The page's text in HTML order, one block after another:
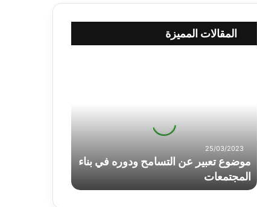
المقالات المميزة
ر
ع
25/03/2023
موضوع تعبير عن التسامح ودوره في بناء
المجتمعات